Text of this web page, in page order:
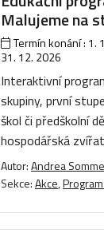
Malujeme na
Termín konání : 1.
31. 12. 2026
Interaktivní
skupiny, první
škol či předškolní
hospodářská
Autor:Andrea
Sekce:Akce,